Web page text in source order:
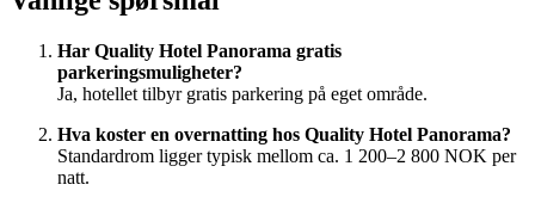
Har Quality Hotel Panorama gratis
parkeringsmuligheter?
Ja, hotellet tilbyr gratis parkering på eget område.
Hva koster en overnatting hos Quality Hotel Panorama?
Standardrom ligger typisk mellom ca. 1 200–2 800 NOK per
natt.